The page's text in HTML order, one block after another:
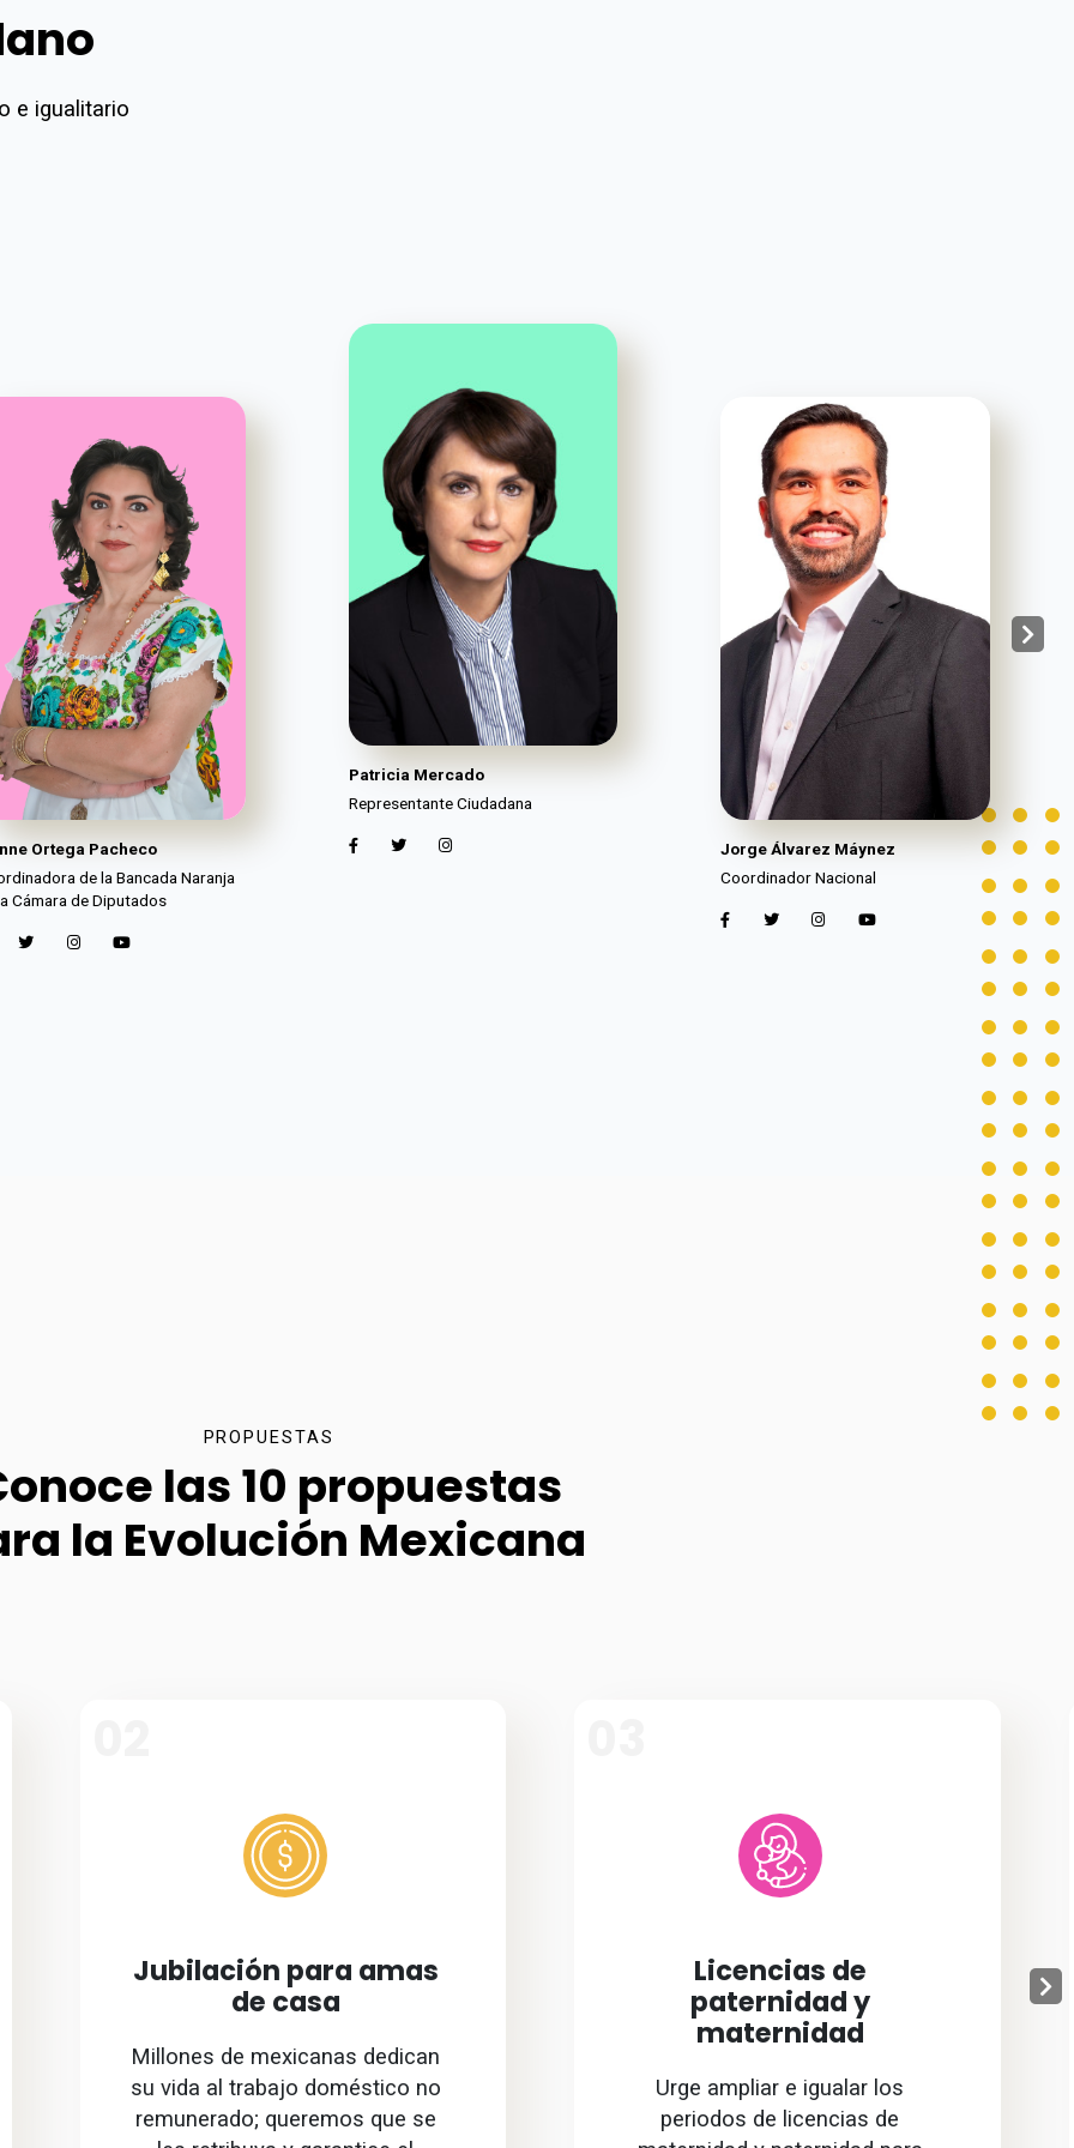
e igualitario
Ortega Pacheco
de la Bancada Naranja
Cámara de Diputados
Patricia Mercado
Representante Ciudadana
Jorge Álvarez Máynez
Coordinador Nacional
PROPUESTAS
las 10 propuestas
la Evolución Mexicana
Jubilación para amas
de casa
Millones de mexicanas dedican
su vida al trabajo doméstico no
remunerado; queremos que se
Licencias de
paternidad y
maternidad
Urge ampliar e igualar los
periodos de licencias de